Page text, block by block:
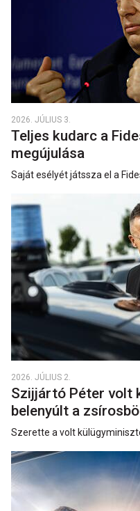
2026. JÚLIUS 3.
Teljes kudarc a
megújulása
Saját esélyét játssza el a
2026. JÚLIUS 2.
Szijjártó Péter volt
belenyúlt a
Szerette a volt